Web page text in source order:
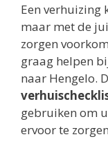
Een verhuizing
maar met de
zorgen
graag helpen
naar Hengelo.
gebruiken om
ervoor te